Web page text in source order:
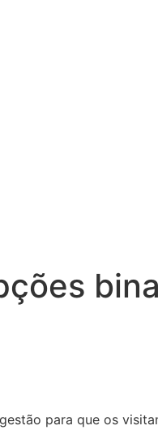
para que os